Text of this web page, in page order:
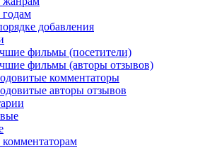
добавления
фильмы (посетители)
фильмы (авторы отзывов)
комментаторы
авторы отзывов